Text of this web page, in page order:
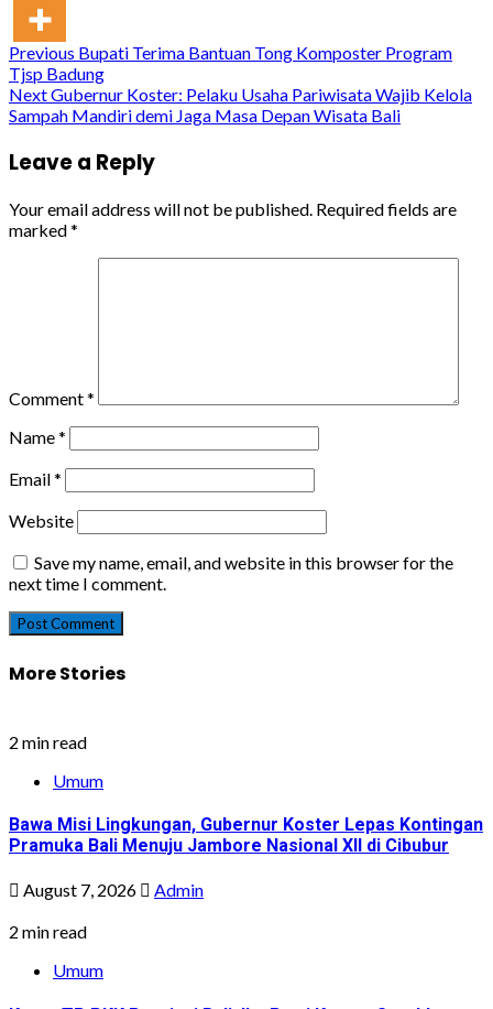
Continue
Reading
Previous Bupati Terima Bantuan Tong Komposter Program
Tjsp Badung
NextGubernur Koster: Pelaku Usaha Pariwisata Wajib Kelola
Sampah Mandiri demi Jaga Masa Depan Wisata Bali
Leave a Reply
Your email address will not be published. Required fields are
marked*
Comment*
Name*
Email*
Website
Save my name, email, and website in this browser for the
next time I comment.
More Stories
2 min read
Umum
Bawa Misi Lingkungan, Gubernur Koster Lepas Kontingan
Pramuka Bali Menuju Jambore Nasional XII di Cibubur
August 7, 2026
Admin
2 min read
Umum